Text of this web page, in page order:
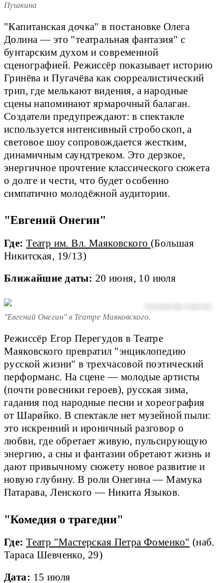
Пушкина
"Капитанская дочка" в постановке Олега
Долина — это "театральная фантазия" с
бунтарским духом и современной
сценографией. Режиссёр показывает историю
Гринёва и Пугачёва как сюрреалистический
трип, где мелькают видения, а народные
сцены напоминают ярмарочный балаган.
Создатели предупреждают: в спектакле
используется интенсивный стробоскоп, а
световое шоу сопровождается жестким,
динамичным саундтреком. Это дерзкое,
энергичное прочтение классического сюжета
о долге и чести, что будет особенно
симпатично молодёжной аудитории.
"Евгений Онегин"
Где: Театр им. Вл. Маяковского (Большая
Никитская, 19/13)
Ближайшие даты: 20 июня, 10 июля
Ольга Стрелец / Пресс-слуюба театра
"Евгений Онегин" в Театре Маяковского.
Режиссёр Егор Перегудов в Театре
Маяковского превратил "энциклопедию
русской жизни" в трехчасовой поэтический
перформанс. На сцене — молодые артисты
(почти ровесники героев), русская зима,
гадания под народные песни и хореография
от Шарøйко. В спектакле нет музейной пыли:
это искренний и ироничный разговор о
любви, где обретает живую, пульсирующую
энергию, а сны и фантазии обретают жизнь и
дают привычному сюжету новое развитие и
новую глубину. В роли Онегина — Мамука
Патарава, Ленского — Никита Языков.
"Комедия о трагедии"
Где: Театр "Мастерская Петра Фоменко" (наб.
Тараса Шевченко, 29)
Дата: 15 июля